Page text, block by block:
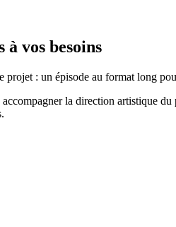
à vos besoins
projet : un épisode au format long
la direction artistique